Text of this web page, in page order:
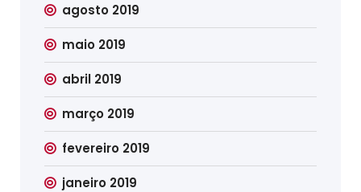
agosto 2019
maio 2019
abril 2019
março 2019
fevereiro 2019
janeiro 2019